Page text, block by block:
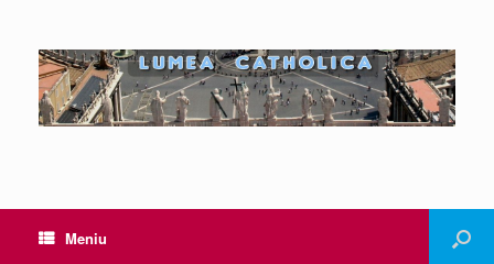
Meniu